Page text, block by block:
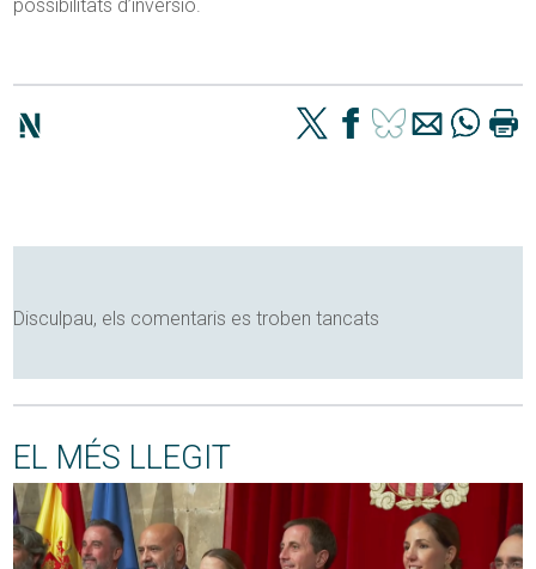
possibilitats d’inversió.
Disculpau, els comentaris es troben tancats
EL MÉS LLEGIT